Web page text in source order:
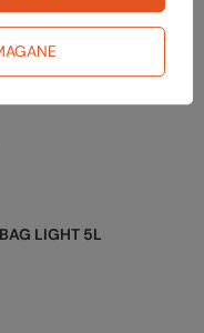
LIGHT 5L